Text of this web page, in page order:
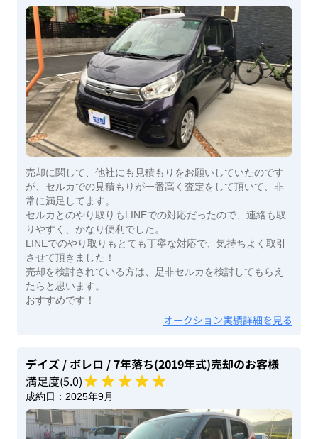
売却に関して、他社にも見積もりをお願いしていたのです
が、セルカでの見積もりが一番高く査定をして頂いて、非
常に満足してます。
セルカとのやり取りもLINEでの対応だったので、連絡も取
りやすく、かなり便利でした。
LINEでのやり取りもとても丁寧な対応で、気持ちよく取引
させて頂きました！
売却を検討されている方は、是非セルカを検討してもらえ
たらと思います。
おすすめです！
オークション実績詳細を見る
デイズ / ボレロ / 7年落ち(2019年式)売却のお客様
満足度(5.0)
成約日： 2025年9月